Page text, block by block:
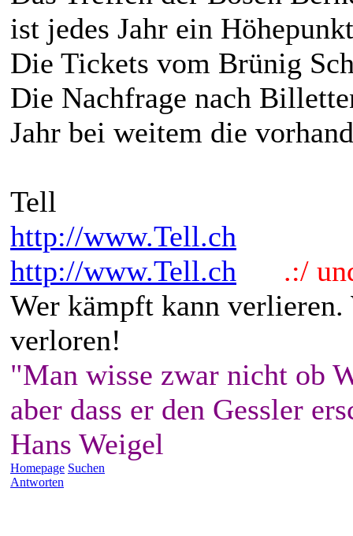
ist jedes Jahr ein
Die Tickets vom Brünig
Die Nachfrage nach
Jahr bei weitem die
Tell
http://www.Tell.ch
http://www.Tell.ch
.:/
Wer kämpft kann
verloren!
"Man wisse zwar nicht ob
aber dass er den Gessler
Hans Weigel
Homepage Suchen
Antworten